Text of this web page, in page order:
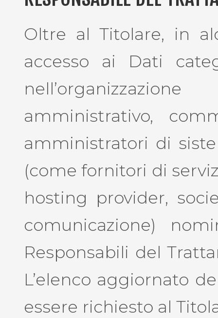
Oltre al Titolare, in
accesso ai Dati
amministrativo,
amministratori di
(come fornitori di
hosting provider,
comunicazione)
Responsabili del
L’elenco aggiornato
essere richiesto al